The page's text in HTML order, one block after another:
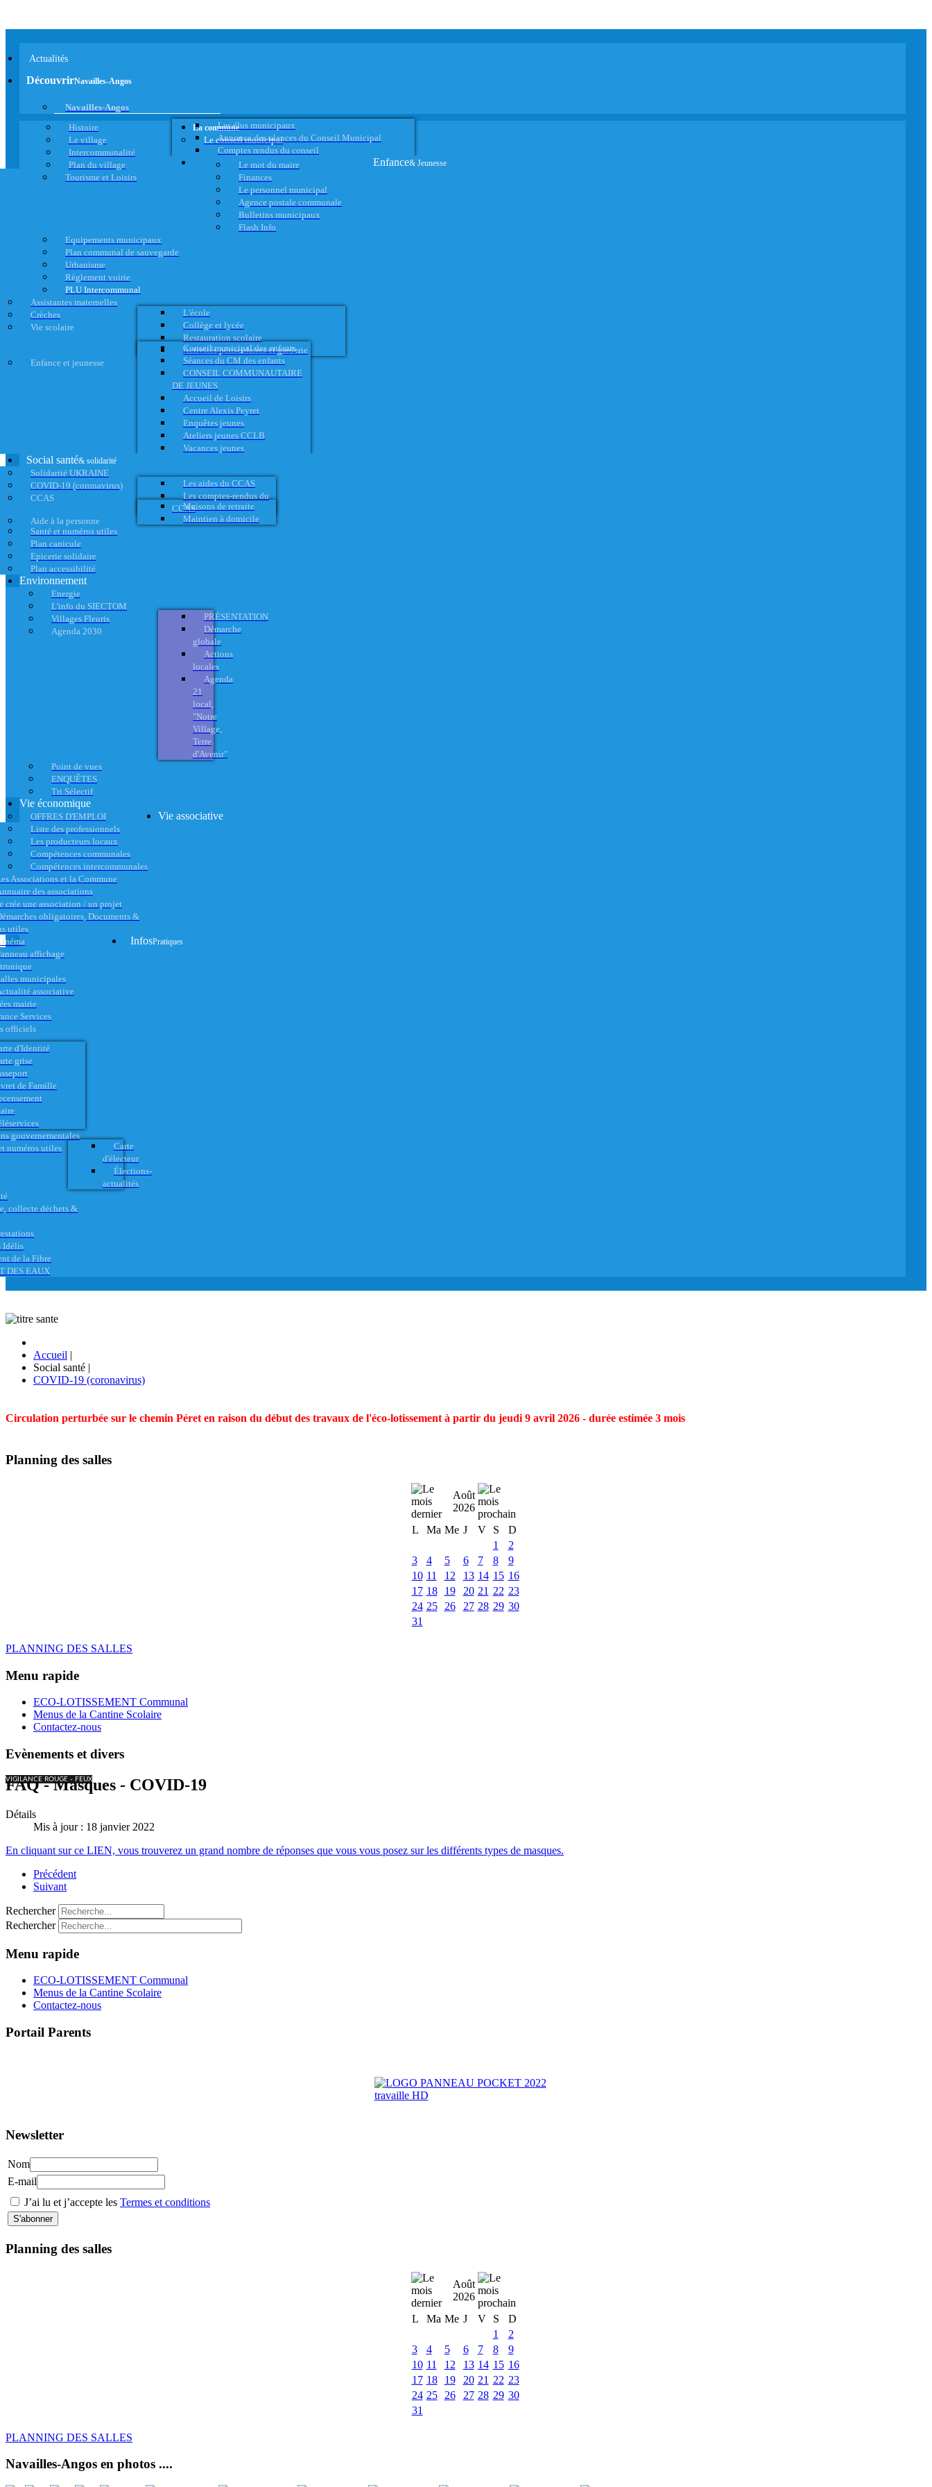
Actualités
DécouvrirNavailles-Angos
Navailles-Angos
Histoire
Le village
Intercommunalité
Plan du village
Tourisme et Loisirs
La commune
Le conseil municipal
Les élus municipaux
Annonce des séances du Conseil Municipal
Comptes rendus du conseil
Le mot du maire
Finances
Le personnel municipal
Agence postale communale
Bulletins municipaux
Flash Info
Equipements municipaux
Plan communal de sauvegarde
Urbanisme
Règlement voirie
PLU Intercommunal
Enfance& Jeunesse
Assistantes maternelles
Crèches
Vie scolaire
L'école
Collège et lycée
Restauration scolaire
Activités périscolaires et garderie
Enfance et jeunesse
Conseil municipal des enfants
Séances du CM des enfants
CONSEIL COMMUNAUTAIRE
DE JEUNES
Accueil de Loisirs
Centre Alexis Peyret
Enquêtes jeunes
Ateliers jeunes CCLB
Vacances jeunes
Social santé& solidarité
Solidarité UKRAINE
COVID-19 (coronavirus)
CCAS
Les aides du CCAS
Les comptes-rendus du
CCAS
Aide à la personne
Maisons de retraite
Maintien à domicile
Santé et numéros utiles
Plan canicule
Epicerie solidaire
Plan accessibilité
Environnement
Energie
L'info du SIECTOM
Villages Fleuris
Agenda 2030
PRÉSENTATION
Démarche
globale
Actions
locales
Agenda
21
local,
"Notre
Village,
Terre
d'Avenir"
Point de vues
ENQUÊTES
Tri Sélectif
Vie économique
OFFRES D'EMPLOI
Liste des professionnels
Les producteurs locaux
Compétences communales
Compétences intercommunales
Vie associative
Associations et la Commune
des associations
crée une association / un projet
obligatoires, Documents &
utiles
affichage
municipales
associative
InfosPratiques
mairie
Services
officiels
d'Identité
grise
de Famille
gouvernementales
numéros utiles
Carte
d'électeur
Élections-
actualités
collecte déchets &
Idélis
de la Fibre
DES EAUX
Accueil |
Social santé |
COVID-19 (coronavirus)
Circulation perturbée sur le chemin Péret en raison du début des travaux de l'éco-lotissement à partir du jeudi 9 avril 2026 - durée estimée 3 mois
Planning des salles
Août
2026
L
Ma Me J V S
D
1
2
3
4 5 6 7 8
9
10 11 12 13 14 15 16
17 18 19 20 21 22 23
24 25 26 27 28 29 30
31
PLANNING DES SALLES
Menu rapide
ECO-LOTISSEMENT Communal
Menus de la Cantine Scolaire
Contactez-nous
Evènements et divers
VIGILANCE ROUGE - FEUX
FAQ - Masques - COVID-19
Détails
Mis à jour : 18 janvier 2022
En cliquant sur ce LIEN, vous trouverez un grand nombre de réponses que vous vous posez sur les différents types de masques.
Précédent
Suivant
Rechercher
Rechercher
Menu rapide
ECO-LOTISSEMENT Communal
Menus de la Cantine Scolaire
Contactez-nous
Portail Parents
Newsletter
Nom
E-mail
J’ai lu et j’accepte les Termes et conditions
Planning des salles
Août
2026
L
Ma Me J V S
D
1
2
3
4 5 6 7 8
9
10 11 12 13 14 15 16
17 18 19 20 21 22 23
24 25 26 27 28 29 30
31
PLANNING DES SALLES
Navailles-Angos en photos ....